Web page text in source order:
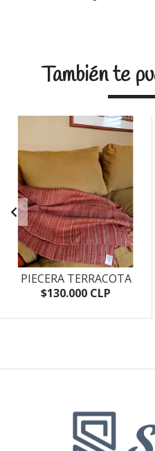
También te
PIECERA TERRACOTA
$130.000 CLP